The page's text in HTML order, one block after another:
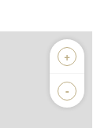
+
-
Biens vendus